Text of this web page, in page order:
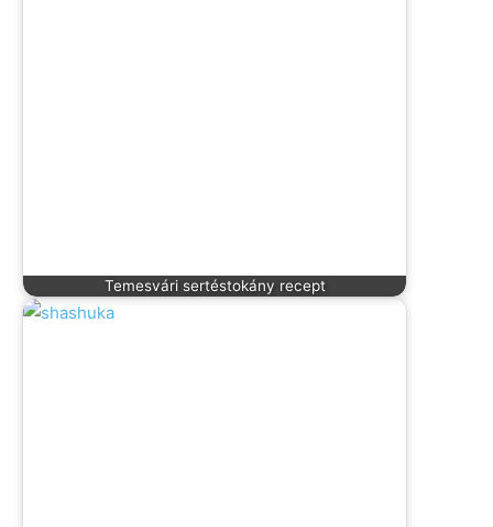
Temesvári sertéstokány recept